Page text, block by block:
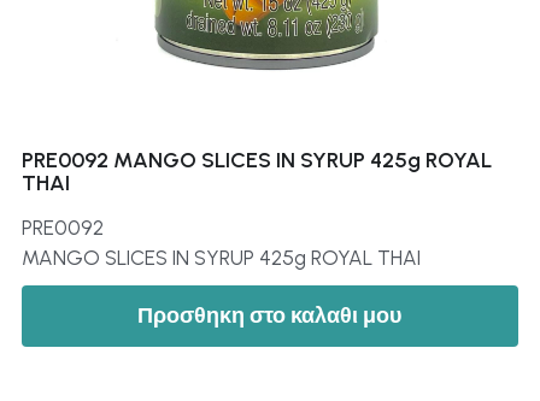
PRE0092 MANGO SLICES IN SYRUP 425g ROYAL
THAI
PRE0092
MANGO SLICES IN SYRUP 425g ROYAL THAI
Προσθηκη στο καλαθι μου